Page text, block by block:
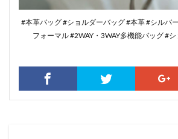
#本革バッグ #ショルダーバッグ #本革 #シルバ
フォーマル #2WAY・3WAY多機能バッグ #